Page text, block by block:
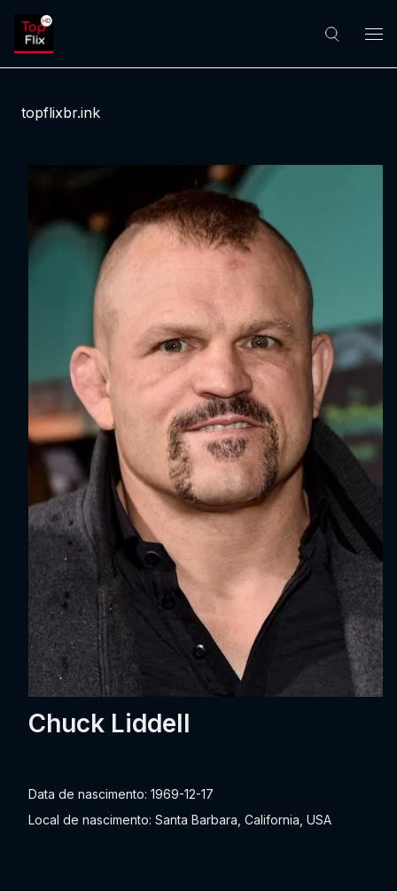
topflixbr.ink
Chuck Liddell
Data de nascimento: 1969-12-17
Local de nascimento: Santa Barbara, California, USA